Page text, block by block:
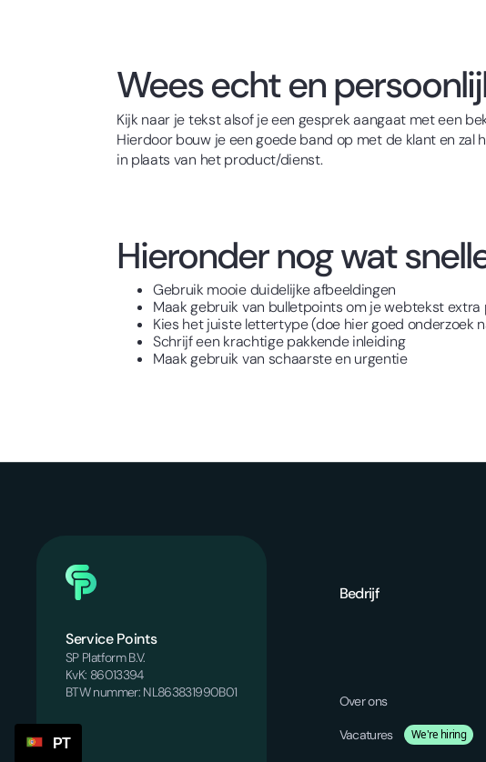
Wees echt en
Kijk naar je tekst alsof je een gesprek aangaat met een
Hierdoor bouw je een goede band op met de klant en zal
in plaats van het product/dienst.
Hieronder nog wat
Gebruik mooie duidelijke afbeeldingen
Maak gebruik van bulletpoints om je webtekst extra
Kies het juiste lettertype (doe hier goed onderzoek
Schrijf een krachtige pakkende inleiding
Maak gebruik van schaarste en urgentie
Service Points
SP Platform B.V.
KvK: 86013394
BTW nummer: NL863831990B01
Bedrijf
Over ons
Vacatures We're hiring
PT